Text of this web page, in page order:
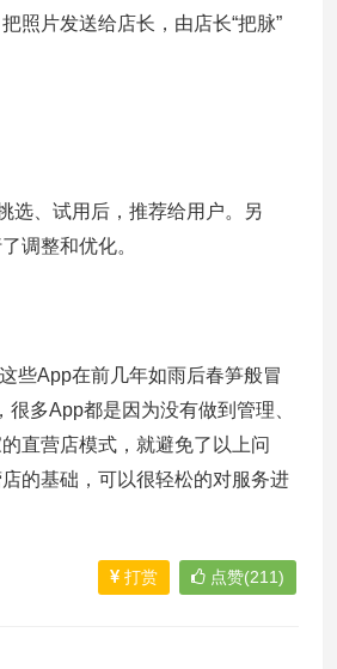
照片发送给店长，由店长“把脉”
、试用后，推荐给用户。另
调整和优化。
App在前几年如雨后春笋般冒
多App都是因为没有做到管理、
直营店模式，就避免了以上问
的基础，可以很轻松的对服务进
打赏 点赞(211)